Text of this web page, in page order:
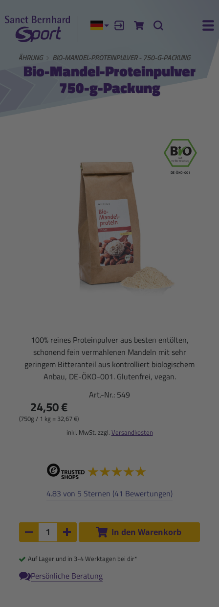
Aktuelle Sprache:
AnmeldenZum Warenkorb
Suche
ERNÄHRUNG BIO-MANDEL-PROTEINPULVER - 750-G-PACKUNG
Bio-Mandel-Proteinpulver
750-g-Packung
DE-ÖKO-001
100% reines Proteinpulver aus besten entölten,
schonend fein vermahlenen Mandeln mit sehr
geringem Bitteranteil aus kontrolliert biologischem
Anbau, DE-ÖKO-001. Glutenfrei, vegan.
Art.-Nr.: 549
24,50 €
(750g / 1 kg = 32,67 €)
inkl. MwSt. zzgl. Versandkosten
4.83 von 5 Sternen (41 Bewertungen)
Anzahl:
Anzahl um 1 verringern
Anzahl um 1 erhöhen
In den Warenkorb
Auf Lager und in 3-4 Werktagen bei dir*
Persönliche Beratung